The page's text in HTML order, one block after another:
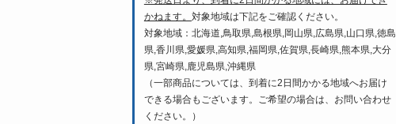
かねます。 対象地域は下記をご確認ください。
対象地域：北海道,鳥取県,島根県,岡山県,広島県,山口県,徳島
県,香川県,愛媛県,高知県,福岡県,佐賀県,長崎県,熊本県,大分
県,宮崎県,鹿児島県,沖縄県
（一部商品については、到着に2日間かかる地域へお届け
できる場合もございます。ご希望の場合は、お問い合わせ
ください。）